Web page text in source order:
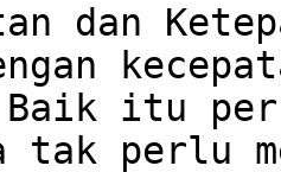
dan
itu
tak perlu